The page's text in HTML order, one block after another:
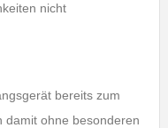
nicht
bereits zum
damit ohne besonderen